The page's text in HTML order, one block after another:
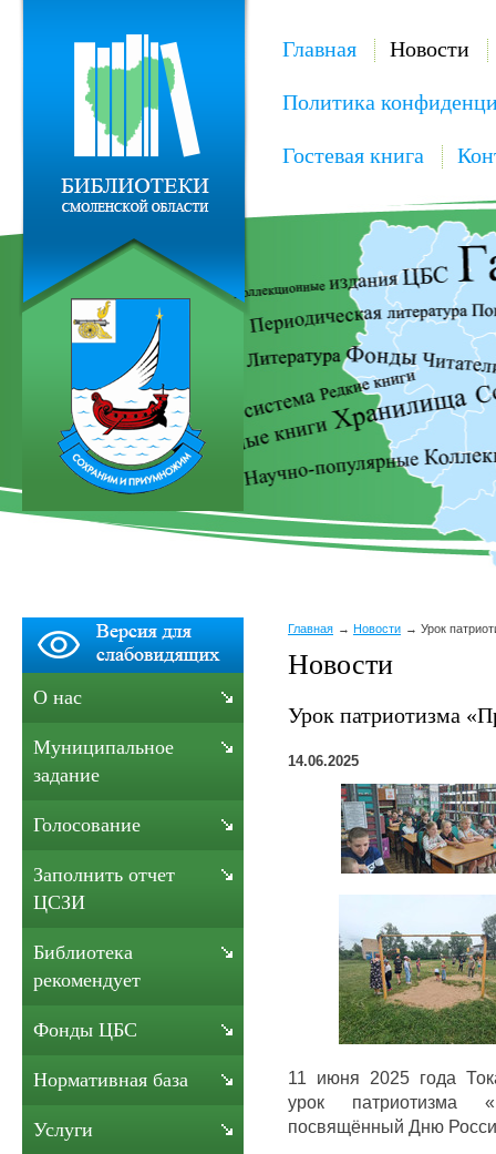
Главная Новости
Политика
Гостевая книга
Главная Новости Урок
Новости
Урок патриотизма
14.06.2025
11 июня 2025 года
урок патриотизма
посвящённый Дню
О нас
Муниципальное
задание
Голосование
Заполнить отчет
ЦСЗИ
Библиотека
рекомендует
Фонды ЦБС
Нормативная база
Услуги